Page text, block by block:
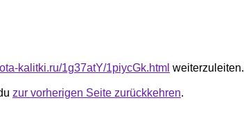
kalitki.ru/1g37atY/1piycGk.html weiterzuleiten.
zur vorherigen Seite zurückkehren.